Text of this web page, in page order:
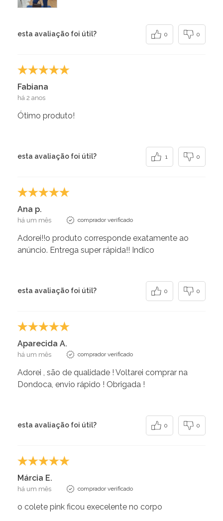
esta avaliação foi útil? 0 0
Fabiana
há 2 anos
Ótimo produto!
esta avaliação foi útil? 1 0
Ana p.
há um mês comprador verificado
Adorei!!o produto corresponde exatamente ao
anúncio. Entrega super rápida!! Indico
esta avaliação foi útil? 0 0
Aparecida A.
há um mês comprador verificado
Adorei , são de qualidade ! Voltarei comprar na
Dondoca, envio rápido ! Obrigada !
esta avaliação foi útil? 0 0
Márcia E.
há um mês comprador verificado
o colete pink ficou execelente no corpo